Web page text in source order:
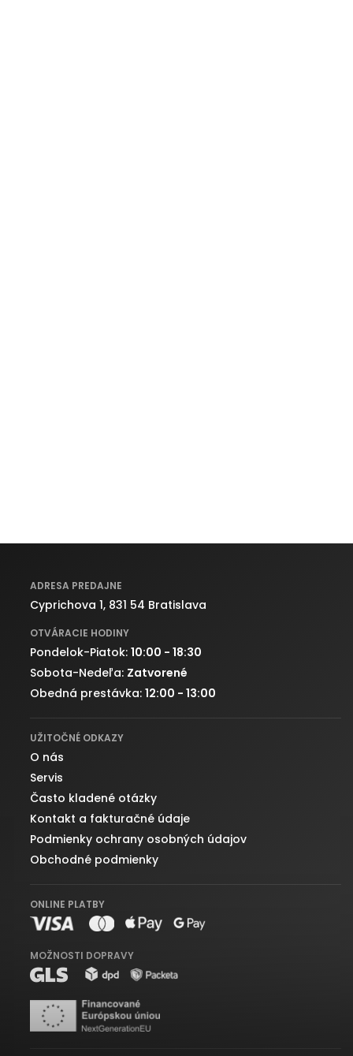
ADRESA PREDAJNE
Cyprichova 1, 831 54 Bratislava
OTVÁRACIE HODINY
Pondelok-Piatok: 10:00 - 18:30
Sobota-Nedeľa: Zatvorené
Obedná prestávka: 12:00 - 13:00
UŽITOČNÉ ODKAZY
O nás
Servis
Často kladené otázky
Kontakt a fakturačné údaje
Podmienky ochrany osobných údajov
Obchodné podmienky
ONLINE PLATBY
MOŽNOSTI DOPRAVY